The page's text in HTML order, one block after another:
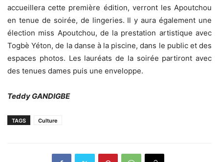
accueillera cette première édition, verront les Apoutchou
en tenue de soirée, de lingeries. Il y aura également une
élection miss Apoutchou, de la prestation artistique avec
Togbè Yéton, de la danse à la piscine, dans le public et des
espaces photos. Les lauréats de la soirée partiront avec
des tenues dames puis une enveloppe.
Teddy GANDIGBE
TAGS Culture